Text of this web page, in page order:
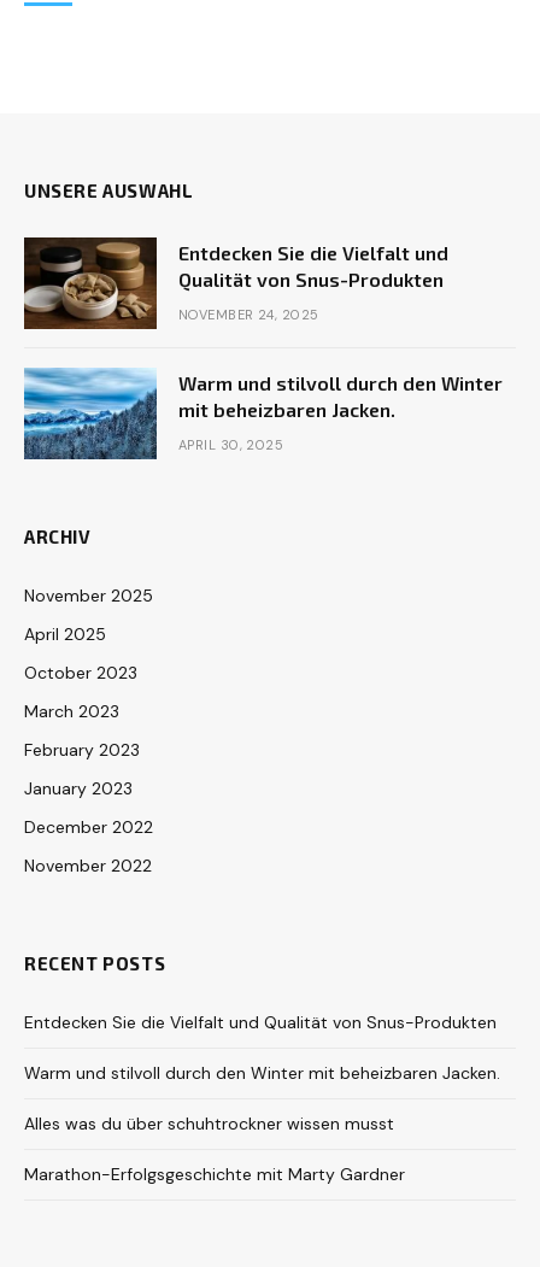
UNSERE AUSWAHL
Entdecken Sie die Vielfalt und
Qualität von Snus-Produkten
NOVEMBER 24, 2025
Warm und stilvoll durch den Winter
mit beheizbaren Jacken.
APRIL 30, 2025
ARCHIV
November 2025
April 2025
October 2023
March 2023
February 2023
January 2023
December 2022
November 2022
RECENT POSTS
Entdecken Sie die Vielfalt und Qualität von Snus-Produkten
Warm und stilvoll durch den Winter mit beheizbaren Jacken.
Alles was du über schuhtrockner wissen musst
Marathon-Erfolgsgeschichte mit Marty Gardner